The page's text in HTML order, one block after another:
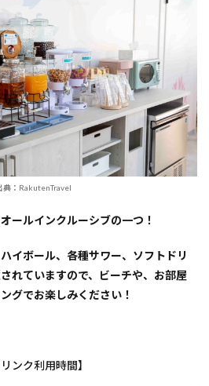
典：RakutenTravel
ールインクルーシブの一つ！
イボール、各種サワー、ソフトドリ
れていますので、ビーチや、お部屋
グでお楽しみください！
ンク利用時間】